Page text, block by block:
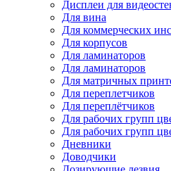
Дисплеи для
Для вина
Для коммерческих
Для корпусов
Для ламинаторов
Для ламинаторов
Для матричных
Для переплетчиков
Для переплётчиков
Для рабочих групп
Для рабочих групп
Дневники
Доводчики